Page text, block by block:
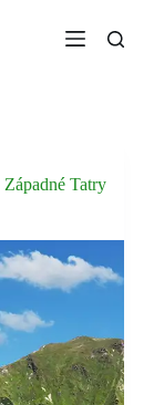
Západné Tatry